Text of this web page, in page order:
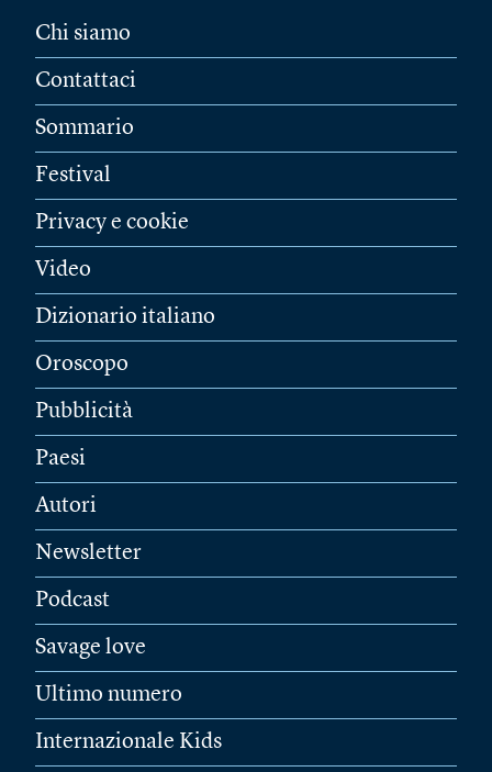
Chi siamo
Contattaci
Sommario
Festival
Privacy e cookie
Video
Dizionario italiano
Oroscopo
Pubblicità
Paesi
Autori
Newsletter
Podcast
Savage love
Ultimo numero
Internazionale Kids